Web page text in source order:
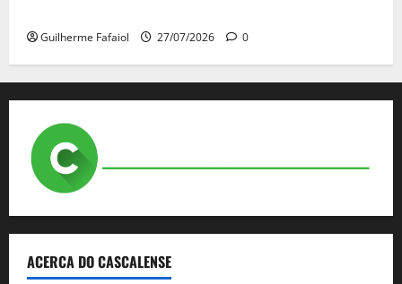
Guilherme Fafaiol 27/07/2026 0
ACERCA DO CASCALENSE